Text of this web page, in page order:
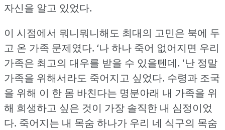
자신을 알고 있었다.
이 시점에서 뭐니뭐니해도 최대의 고민은 북에 두
고 온 가족 문제였다. ‘나 하나 죽어 없어지면 우리
가족은 최고의 대우를 받을 수 있을텐데. '난 정말
가족을 위해서라도 죽어지고 싶었다. 수령과 조국
을 위해 이 한 몸 바친다는 명분아래 내 가족을 위
해 희생하고 싶은 것이 가장 솔직한 내 심정이었
다. 죽어지는 내 목숨 하나가 우리 네 식구의 목숨